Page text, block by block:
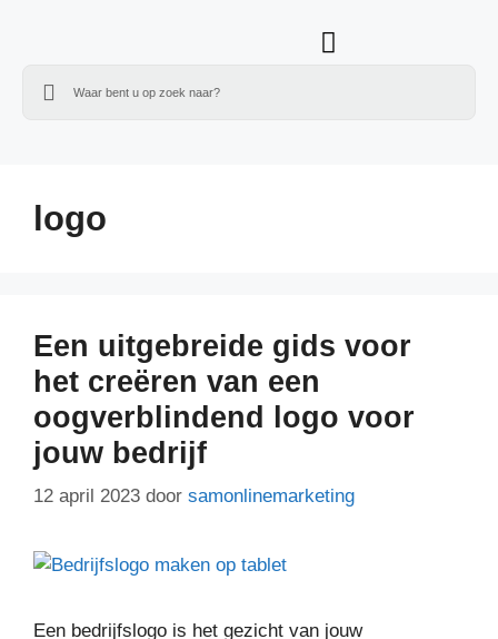
logo
Een uitgebreide gids voor
het creëren van een
oogverblindend logo voor
jouw bedrijf
12 april 2023 door samonlinemarketing
Een bedrijfslogo is het gezicht van jouw